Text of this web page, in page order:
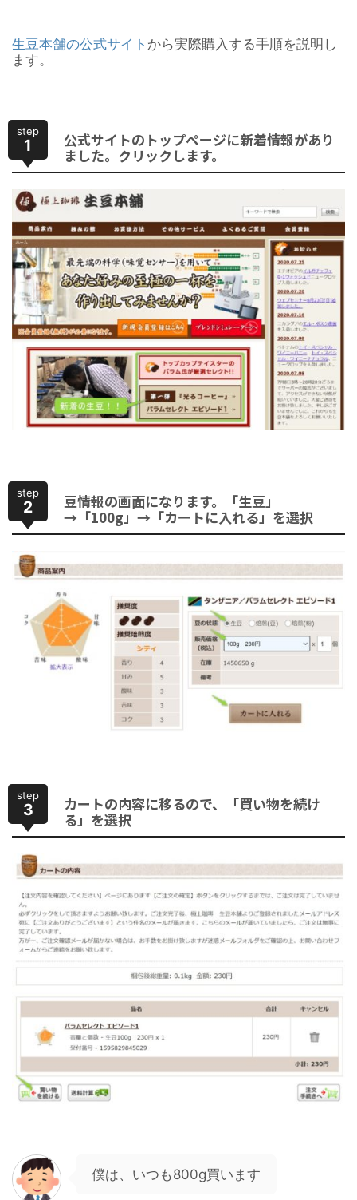
生豆本舗の公式サイト から実際購入する手順を説明し
ます。
step
1
公式サイトのトップページに新着情報があり
ました。クリックします。
step
2
豆情報の画面になります。「生豆」
→「100g」→「カートに入れる」を選択
step
3
カートの内容に移るので、「買い物を続け
る」を選択
僕は、いつも800g買います